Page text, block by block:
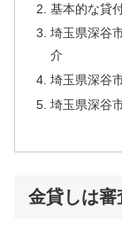
基本的な貸
埼玉県深谷
介
埼玉県深谷
埼玉県深谷
金貸しは審